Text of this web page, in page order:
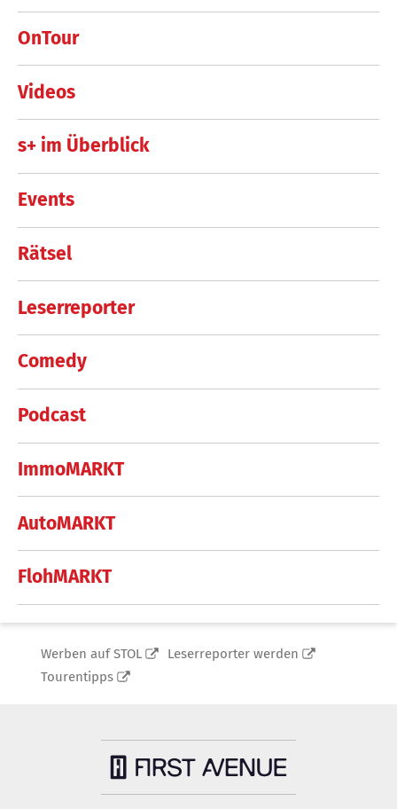
OnTour
Videos
s+ im Überblick
Events
Rätsel
Leserreporter
Comedy
Podcast
ImmoMARKT
AutoMARKT
FlohMARKT
Werben auf STOL
Leserreporter werden
Tourentipps